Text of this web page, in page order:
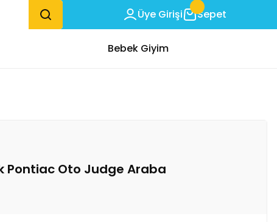
Üye Girişi Sepet
Bebek Giyim
Pontiac Oto Judge Araba